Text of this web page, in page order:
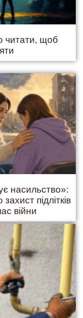
читати, щоб
насильство»:
підлітків
війни